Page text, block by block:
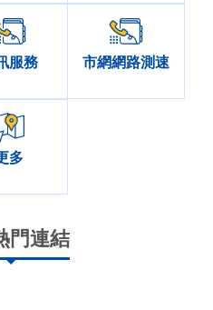
服務 市網網路測速
多
門連結